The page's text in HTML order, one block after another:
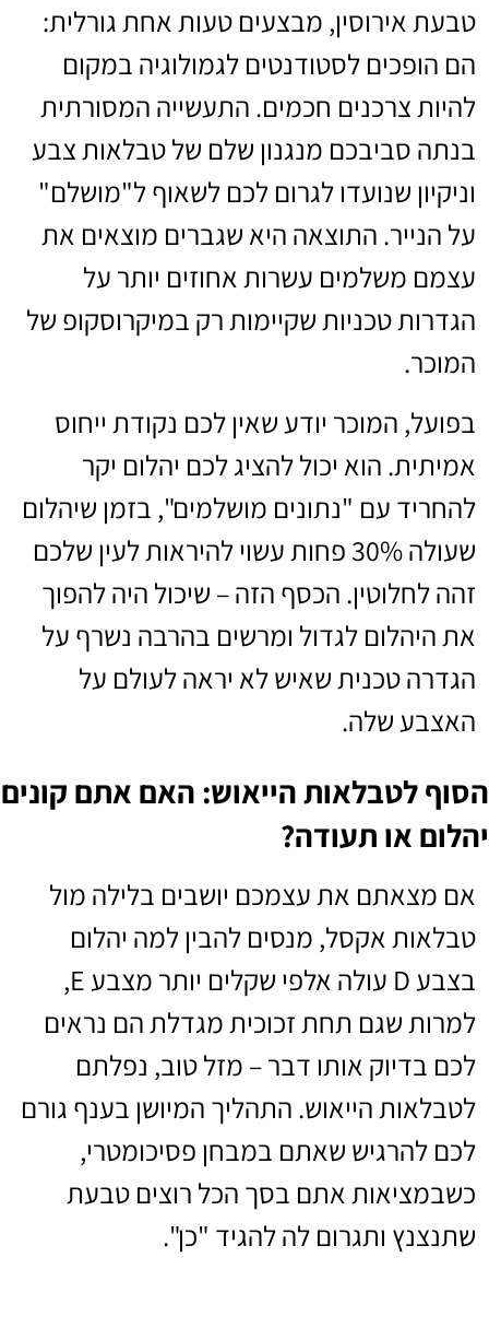
טבעת אירוסין, מבצעים טעות אחת גורלית:
הם הופכים לסטודנטים לגמולוגיה במקום
להיות צרכנים חכמים. התעשייה המסורתית
בנתה סביבכם מנגנון שלם של טבלאות צבע
וניקיון שנועדו לגרום לכם לשאוף ל"מושלם"
על הנייר. התוצאה היא שגברים מוצאים את
עצמם משלמים עשרות אחוזים יותר על
הגדרות טכניות שקיימות רק במיקרוסקופ של
המוכר.
בפועל, המוכר יודע שאין לכם נקודת ייחוס
אמיתית. הוא יכול להציג לכם יהלום יקר
להחריד עם "נתונים מושלמים", בזמן שיהלום
שעולה 30% פחות עשוי להיראות לעין שלכם
זהה לחלוטין. הכסף הזה – שיכול היה להפוך
את היהלום לגדול ומרשים בהרבה נשרף על
הגדרה טכנית שאיש לא יראה לעולם על
האצבע שלה.
הסוף לטבלאות הייאוש: האם אתם קונים
יהלום או תעודה?
אם מצאתם את עצמכם יושבים בלילה מול
טבלאות אקסל, מנסים להבין למה יהלום
בצבע D עולה אלפי שקלים יותר מצבע E,
למרות שגם תחת זכוכית מגדלת הם נראים
לכם בדיוק אותו דבר – מזל טוב, נפלתם
לטבלאות הייאוש. התהליך המיושן בענף גורם
לכם להרגיש שאתם במבחן פסיכומטרי,
כשבמציאות אתם בסך הכל רוצים טבעת
שתנצנץ ותגרום לה להגיד "כן".